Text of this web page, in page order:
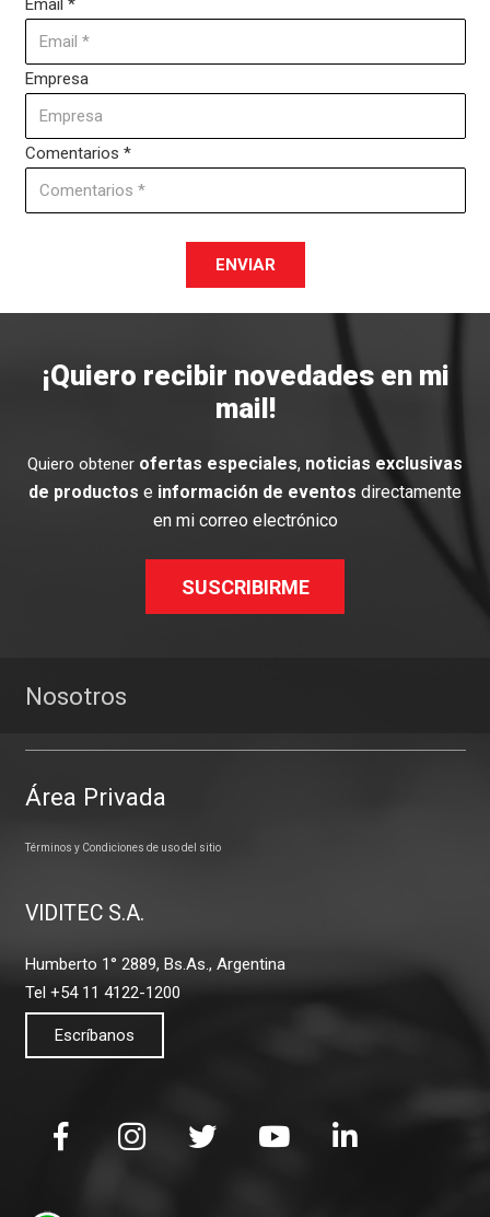
Email *
Empresa
Comentarios *
ENVIAR
¡Quiero recibir novedades en mi
mail!
Quiero obtener ofertas especiales, noticias exclusivas
de productos e información de eventos directamente
en mi correo electrónico
SUSCRIBIRME
Nosotros
Área Privada
Términos y Condiciones de uso del sitio
VIDITEC S.A.
Humberto 1° 2889, Bs.As., Argentina
Tel +54 11 4122-1200
Escríbanos